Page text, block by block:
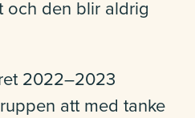
och den blir aldrig
2022–2023
att med tanke